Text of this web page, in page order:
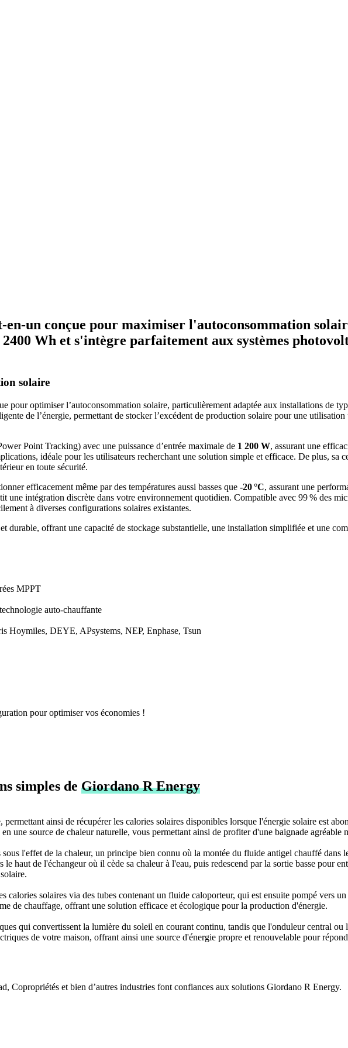
un conçue pour maximiser l'autoconsommation
Wh et s'intègre parfaitement aux systèmes
solaire
pour optimiser l’autoconsommation solaire, particulièrement adaptée aux installations de
de l’énergie, permettant de stocker l’excédent de production solaire pour une
Point Tracking) avec une puissance d’entrée maximale de 1 200 W, assurant une
idéale pour les utilisateurs recherchant une solution simple et efficace. De plus, sa
en toute sécurité.
efficacement même par des températures aussi basses que -20 °C, assurant une
une intégration discrète dans votre environnement quotidien. Compatible avec 99 % des
à diverses configurations solaires existantes.
durable, offrant une capacité de stockage substantielle, une installation simplifiée et une
MPPT
auto-chauffante
Hoymiles, DEYE, APsystems, NEP, Enphase, Tsun
pour optimiser vos économies !
simples de Giordano R Energy
ainsi de récupérer les calories solaires disponibles lorsque l'énergie solaire est
une source de chaleur naturelle, vous permettant ainsi de profiter d'une baignade agréable
l'effet de la chaleur, un principe bien connu où la montée du fluide antigel chauffé dans
haut de l'échangeur où il cède sa chaleur à l'eau, puis redescend par la sortie basse pour
solaires via des tubes contenant un fluide caloporteur, qui est ensuite pompé vers
de chauffage, offrant une solution efficace et écologique pour la production d'énergie.
qui convertissent la lumière du soleil en courant continu, tandis que l'onduleur central ou
de votre maison, offrant ainsi une source d'énergie propre et renouvelable pour
Copropriétés et bien d’autres industries font confiances aux solutions Giordano R Energy.